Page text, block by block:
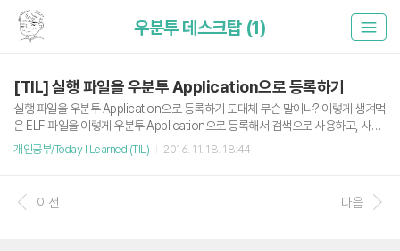
우분투 데스크탑 (1)
[TIL] 실행 파일을 우분투 Application으로 등록하기
실행 파일을 우분투 Application으로 등록하기 도대체 무슨 말이냐? 이렇게 생겨먹
은 ELF 파일을 이렇게 우분투 Application으로 등록해서 검색으로 사용하고, 사이
드바에서도 사용하고, 메뉴 바에서도 사용하겠다는 말이다. *.desktop 파일 작성 우
분투에서 Application 목록 관리는 /usr/share/applicatons 내에서 *.desktop
성할 필요는 없다. 우리에겐 desktop-file-install이라는 좋은 명령어가 있다. 텔레
그램 ELF 실행파일을 케이스로 telegram.desktop을 만들어보자. echo '[Deskto
개인공부/Today I Learned (TIL) 2016. 11. 18. 18:44
이전 다음